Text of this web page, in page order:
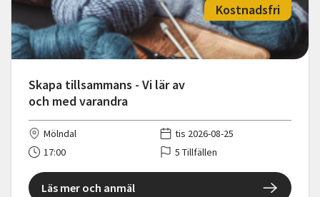
Skapa tillsammans - Vi lär av
och med varandra
Kostnadsfri
Mölndal
tis 2026-08-25
17:00
5 Tillfällen
Läs mer och anmäl